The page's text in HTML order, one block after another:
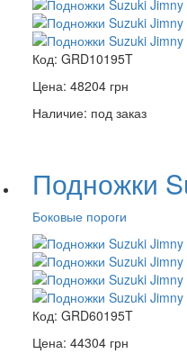
Код: GRD10195T
Цена: 48204 грн
Наличие: под заказ
Подножки
Боковые пороги
Код: GRD60195T
Цена: 44304 грн